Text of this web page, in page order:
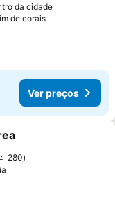
da cidade
de corais
Ver preços
aos favoritos
280